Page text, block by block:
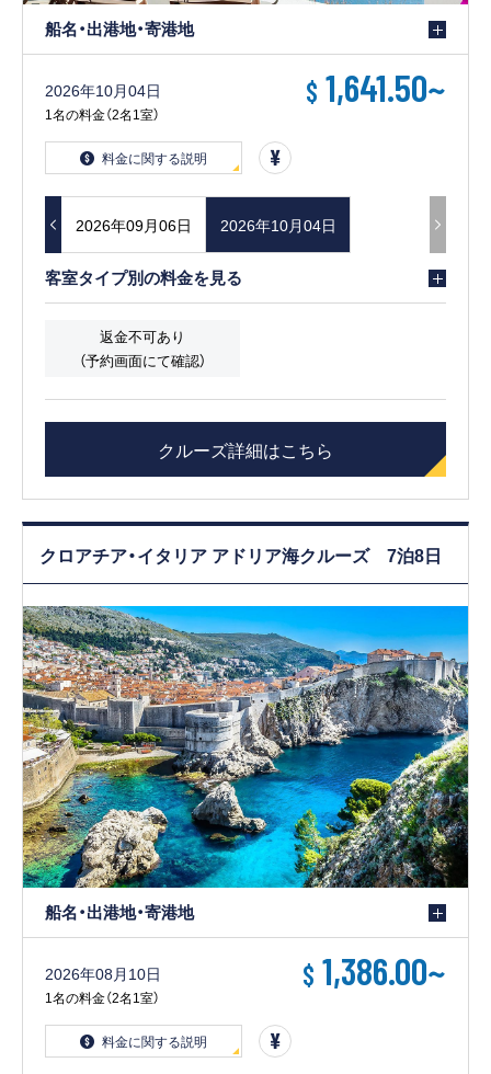
船名・出港地・寄港地
2026年10月04日
1名の料金（2名1室）
$ 1,641.50~
料金に関する説明
2026年09月06日 2026年10月04日
客室タイプ別の料金を見る
返金不可あり
（予約画面にて確認）
クルーズ詳細はこちら
クロアチア・イタリア アドリア海クルーズ 7泊8日
船名・出港地・寄港地
2026年08月10日
1名の料金（2名1室）
$ 1,386.00~
料金に関する説明